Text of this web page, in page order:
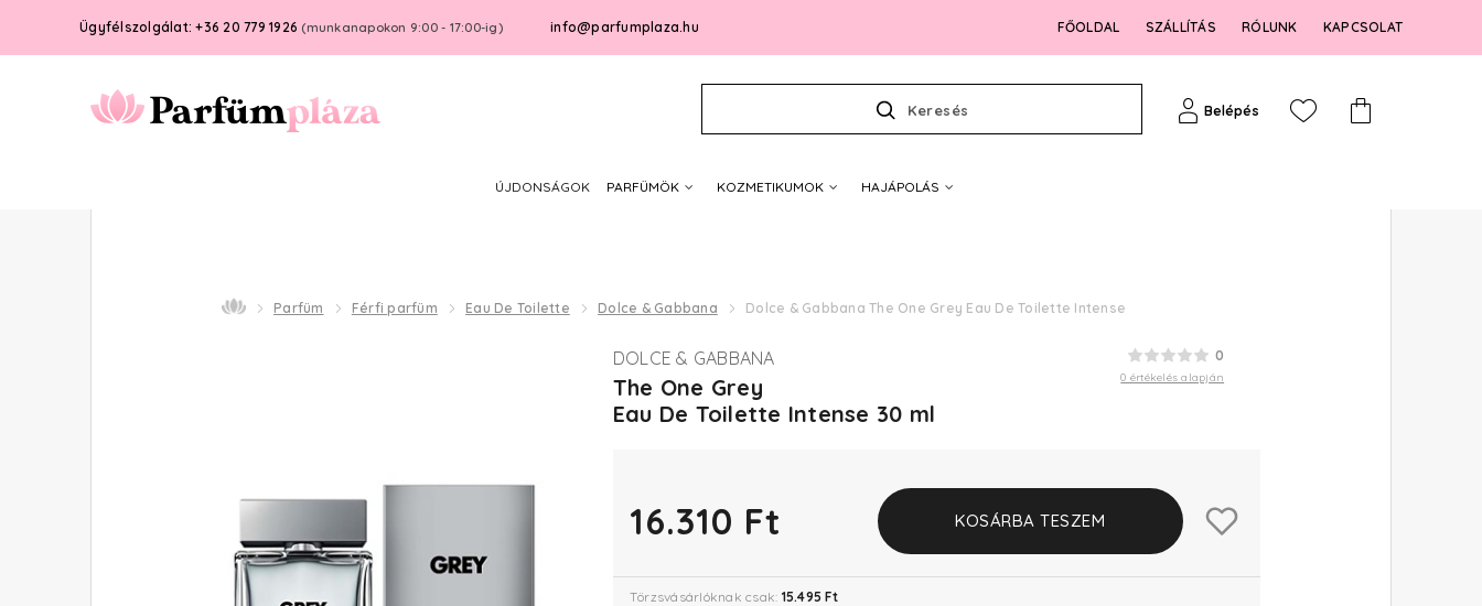
Ügyfélszolgálat: +36 20 779 1926 (munkanapokon 9:00 - 17:00-ig) info@parfumplaza.hu FŐOLDAL SZÁLLÍTÁS RÓLUNK KAPCSOLAT
Keresés Belépés
ÚJDONSÁGOK PARFÜMÖK KOZMETIKUMOK HAJÁPOLÁS
Parfüm Férfi parfüm Eau De Toilette Dolce & Gabbana Dolce & Gabbana The One Grey Eau De Toilette Intense
0
0 értékelés alapján
DOLCE & GABBANA
The One Grey
Eau De Toilette Intense 30 ml
16.310 Ft KOSÁRBA TESZEM
Törzsvásárlóknak csak: 15.495 Ft